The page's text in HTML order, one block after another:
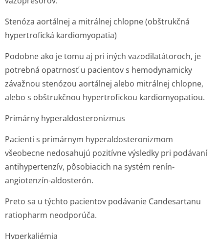
Stenóza aortálnej a mitrálnej chlopne (obštrukčná
hypertrofická kardiomyopatia)
Podobne ako je tomu aj pri iných vazodilatátoroch, je
potrebná opatrnosť u pacientov s hemodynamicky
závažnou stenózou aortálnej alebo mitrálnej chlopne,
alebo s obštrukčnou hypertrofickou kardiomyopatiou.
Primárny hyperaldostero­nizmus
Pacienti s primárnym hyperaldostero­nizmom
všeobecne nedosahujú pozitívne výsledky pri podávaní
antihypertenzív, pôsobiacich na systém renín-
angiotenzín-aldosterón.
Preto sa u týchto pacientov podávanie Candesartanu
ratiopharm neodporúča.
Hyperkaliémia